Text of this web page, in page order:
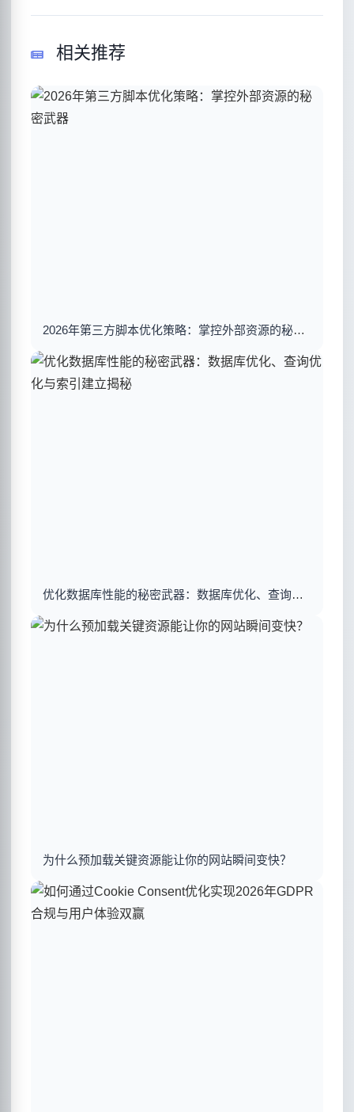
相关推荐
2026年第三方脚本优化策略：掌控外部资源的秘密武器
优化数据库性能的秘密武器：数据库优化、查询优化与索引建立揭秘
为什么预加载关键资源能让你的网站瞬间变快？